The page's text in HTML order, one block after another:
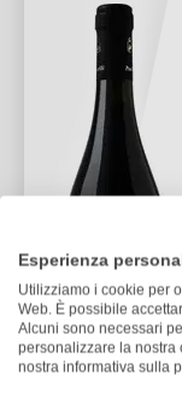
Esperienza
Utilizziamo i cookie per
Web. È possibile
Alcuni sono necessari
personalizzare la
nostra informativa sulla